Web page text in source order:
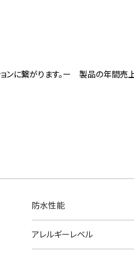
ンに繋がります。ー 製品の年間売
防水性能
アレルギーレベル